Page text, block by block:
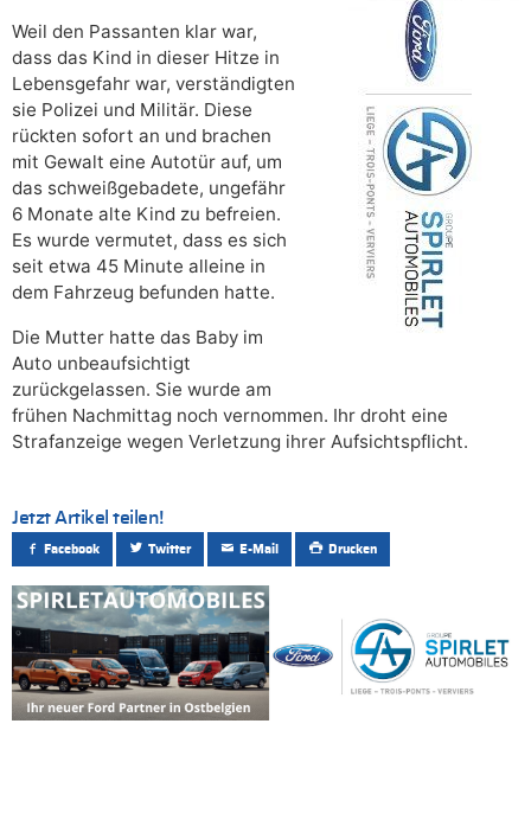
Weil den Passanten klar war,
dass das Kind in dieser Hitze in
Lebensgefahr war, verständigten
sie Polizei und Militär. Diese
rückten sofort an und brachen
mit Gewalt eine Autotür auf, um
das schweißgebadete, ungefähr
6 Monate alte Kind zu befreien.
Es wurde vermutet, dass es sich
seit etwa 45 Minute alleine in
dem Fahrzeug befunden hatte.
Die Mutter hatte das Baby im
Auto unbeaufsichtigt
zurückgelassen. Sie wurde am
frühen Nachmittag noch vernommen. Ihr droht eine
Strafanzeige wegen Verletzung ihrer Aufsichtspflicht.
Jetzt Artikel teilen!
Facebook Twitter E-Mail Drucken